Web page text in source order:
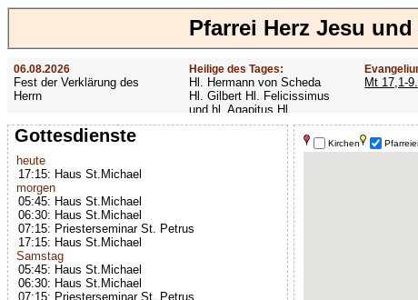
Pfarrei Herz Jesu
06.08.2026
Fest der Verklärung des
Herrn
Heilige des Tages:
Hl. Hermann von Scheda
Hl. Gilbert Hl. Felicissimus
und hl. Agapitus Hl.
Gezelinus (Gozelin)
Mt 17,1-9.
Gottesdienste
heute
17:15: Haus St.Michael
morgen
05:45: Haus St.Michael
06:30: Haus St.Michael
07:15: Priesterseminar St. Petrus
17:15: Haus St.Michael
Samstag
05:45: Haus St.Michael
06:30: Haus St.Michael
07:15: Priesterseminar St. Petrus
Kirchen